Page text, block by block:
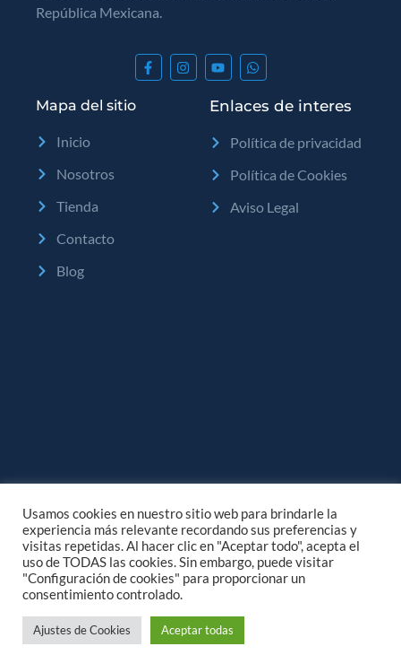
República Mexicana.
Mapa del sitio
Inicio
Nosotros
Tienda
Contacto
Blog
Enlaces de interes
Política de privacidad
Política de Cookies
Aviso Legal
Copyright © 2025 Siagua
Usamos cookies en nuestro sitio web para brindarle la
experiencia más relevante recordando sus preferencias y
visitas repetidas. Al hacer clic en "Aceptar todo", acepta el
uso de TODAS las cookies. Sin embargo, puede visitar
"Configuración de cookies" para proporcionar un
consentimiento controlado.
Ajustes de Cookies Aceptar todas